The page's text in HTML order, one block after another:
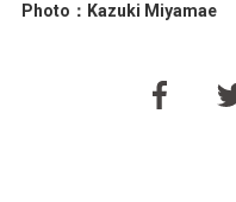
Photo：Kazuki Miyamae